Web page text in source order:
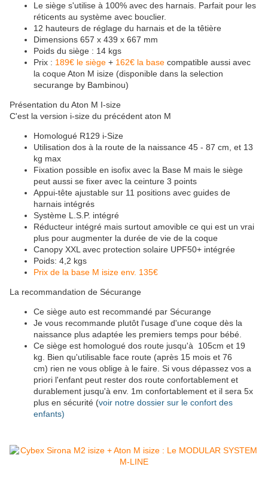
Le siège s'utilise à 100% avec des harnais. Parfait pour les
réticents au système avec bouclier.
12 hauteurs de réglage du harnais et de la têtière
Dimensions 657 x 439 x 667 mm
Poids du siège : 14 kgs
Prix : 189€ le siège + 162€ la base compatible aussi avec
la coque Aton M isize (disponible dans la selection
securange by Bambinou)
Présentation du Aton M I-size
C'est la version i-size du précédent aton M
Homologué R129 i-Size
Utilisation dos à la route de la naissance 45 - 87 cm, et 13
kg max
Fixation possible en isofix avec la Base M mais le siège
peut aussi se fixer avec la ceinture 3 points
Appui-tête ajustable sur 11 positions avec guides de
harnais intégrés
Système L.S.P. intégré
Réducteur intégré mais surtout amovible ce qui est un vrai
plus pour augmenter la durée de vie de la coque
Canopy XXL avec protection solaire UPF50+ intégrée
Poids: 4,2 kgs
Prix de la base M isize env. 135€
La recommandation de Sécurange
Ce siège auto est recommandé par Sécurange
Je vous recommande plutôt l'usage d'une coque dès la
naissance plus adaptée les premiers temps pour bébé.
Ce siège est homologué dos route jusqu'à 105cm et 19
kg. Bien qu'utilisable face route (après 15 mois et 76
cm) rien ne vous oblige à le faire. Si vous dépassez vos a
priori l'enfant peut rester dos route confortablement et
durablement jusqu'à env. 1m confortablement et il sera 5x
plus en sécurité (voir notre dossier sur le confort des
enfants)